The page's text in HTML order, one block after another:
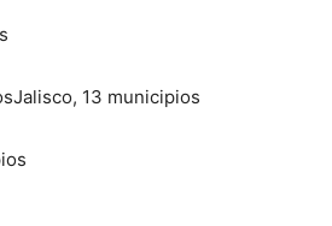
13 municipios